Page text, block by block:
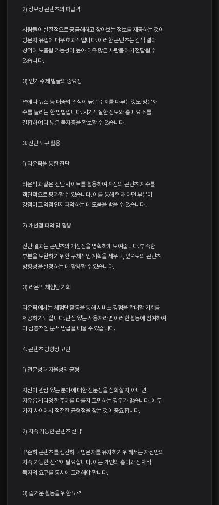
2) 정보성 콘텐츠의 파급력
사람들이 실질적으로 궁금해하고 찾아보는 정보를 제공하는 것이
방문자 유입에 매우 효과적입니다. 이러한 콘텐츠는 검색 결과
상위에 노출될 가능성이 높아 더욱 많은 사람들에게 전달될 수
있습니다.
3) 인기 주제 발굴의 중요성
연예나 뉴스 등 대중의 관심이 높은 주제를 다루는 것도 방문자
수를 늘리는 한 방법입니다. 시기적절한 정보와 흥미 요소를
결합하여 더 넓은 독자층을 확보할 수 있습니다.
3. 진단 도구 활용
1) 라온픽을 통한 진단
라온픽과 같은 진단 사이트를 활용하여 자신의 콘텐츠 지수를
객관적으로 평가할 수 있습니다. 이를 통해 현재 어떤 부분이
강점이고 약점인지 파악하는 데 도움을 받을 수 있습니다.
2) 개선점 파악 및 활용
진단 결과는 콘텐츠의 개선점을 명확하게 보여줍니다. 부족한
부분을 보완하기 위한 구체적인 계획을 세우고, 앞으로의 콘텐츠
방향성을 설정하는 데 활용할 수 있습니다.
3) 라온픽 체험단 기회
라온픽에서는 체험단 활동을 통해 서비스 경험을 확대할 기회를
제공하기도 합니다. 관심 있는 사용자라면 이러한 활동에 참여하여
더 심층적인 분석 방법을 배울 수 있습니다.
4. 콘텐츠 방향성 고민
1) 전문성과 자율성의 균형
자신이 관심 있는 분야에 대한 전문성을 심화할지, 아니면
자유롭게 다양한 주제를 다룰지 고민하는 경우가 많습니다. 이 두
가지 사이에서 적절한 균형점을 찾는 것이 중요합니다.
2) 지속 가능한 콘텐츠 전략
꾸준히 콘텐츠를 생산하고 방문자를 유지하기 위해서는 자신만의
지속 가능한 전략이 필요합니다. 이는 개인의 흥미와 잠재적
독자의 요구를 동시에 고려해야 합니다.
3) 즐거운 활동을 위한 노력